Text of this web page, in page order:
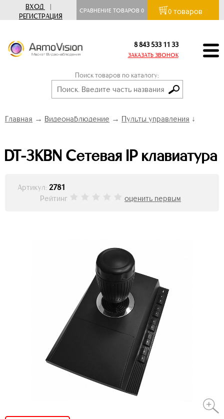
ВХОД
|
РЕГИСТРАЦИЯ
СРАВНЕНИЕ ТОВАРОВ0 0 товаров
8 843 533 11 33
ЗАКАЗАТЬ ЗВОНОК
Поиск товаров по каталогу:
Главная → Видеонаблюдение → Пульты управления ↓
DT-3KBN Сетевая IP клавиатура
Артикул: 2781
Рейтинг
оценить первым